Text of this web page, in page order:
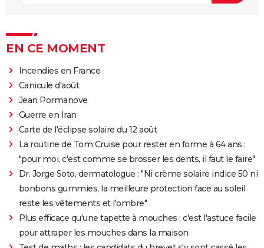
EN CE MOMENT
Incendies en France
Canicule d'août
Jean Pormanove
Guerre en Iran
Carte de l'éclipse solaire du 12 août
La routine de Tom Cruise pour rester en forme à 64 ans :
"pour moi, c'est comme se brosser les dents, il faut le faire"
Dr. Jorge Soto, dermatologue : "Ni crème solaire indice 50 ni
bonbons gummies, la meilleure protection face au soleil
reste les vêtements et l'ombre"
Plus efficace qu'une tapette à mouches : c'est l'astuce facile
pour attraper les mouches dans la maison